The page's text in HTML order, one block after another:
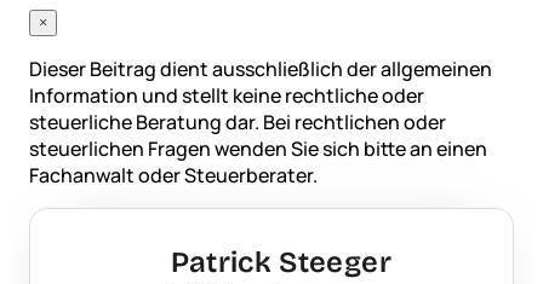
×
Dieser Beitrag dient ausschließlich der allgemeinen
Information und stellt keine rechtliche oder
steuerliche Beratung dar. Bei rechtlichen oder
steuerlichen Fragen wenden Sie sich bitte an einen
Fachanwalt oder Steuerberater.
Patrick Steeger